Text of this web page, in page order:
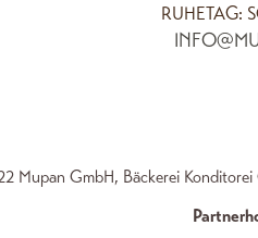
RUHETAG:
Mupan GmbH, Bäckerei Konditorei